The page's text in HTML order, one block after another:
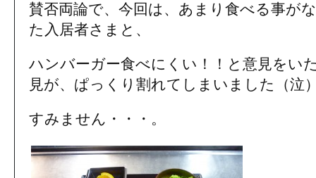
賛否両論で、今回は、あまり食べる事が
た入居者さまと、
ハンバーガー食べにくい！！と意見をい
見が、ぱっくり割れてしまいました（泣
すみません・・・。